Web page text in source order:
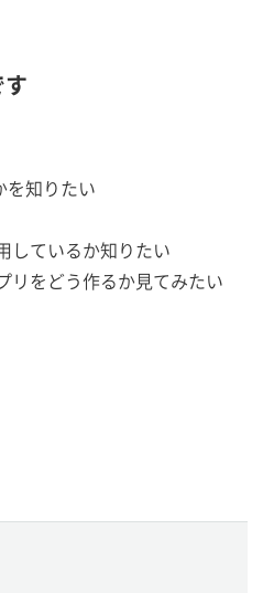
知りたい
しているか知りたい
をどう作るか見てみたい